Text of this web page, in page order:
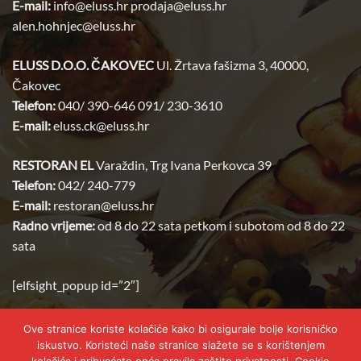
E-mail: info@eluss.hr prodaja@eluss.hr
alen.hohnjec@eluss.hr
ELUSSD.O.O. ČAKOVEC Ul. Žrtava fašizma 3, 40000,
Čakovec
Telefon:040/ 390-646 091/ 230-3610
E-mail:eluss.ck@eluss.hr
RESTORAN ELVaraždin, Trg Ivana Perkovca 39
Telefon:042/ 240-779
E-mail: restoran@eluss.hr
Radno vrijeme:od 8 do 22 sata petkom i subotom od 8 do 22
sata
[elfsight_popup id=”2″]
Ove stranice koriste kolačiće kako bi osigurale bolje korisničko
iskustvo. Koristeći naše stranice slažete se s korištenjem